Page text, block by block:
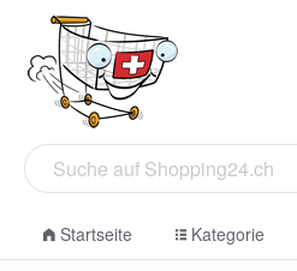
Startseite Kategorie